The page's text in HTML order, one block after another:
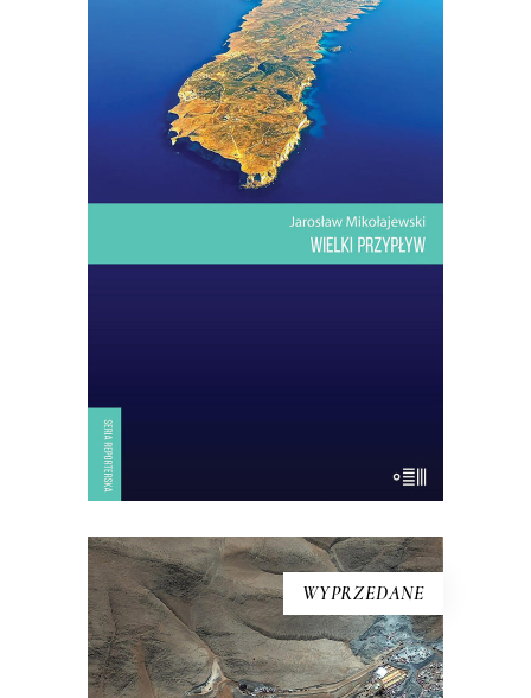
[EBOOK] Jarosław Mikołajewski –
WIELKI PRZYPŁYW
Lampedusa. Włoska wyspa, choć bliżej
stąd do Afryki niż do Włoch.
Dwadzieścia kilometrów kwadratowych
lądu na Morzu Śródziemnym.
Najwyższe wzniesienie: sto trzydzieści
trzy metry. Drzew prawie nie ma. Ptaki
WYPRZEDANE
[EBOOK] Hector Tobar –
CIEMNOŚĆ